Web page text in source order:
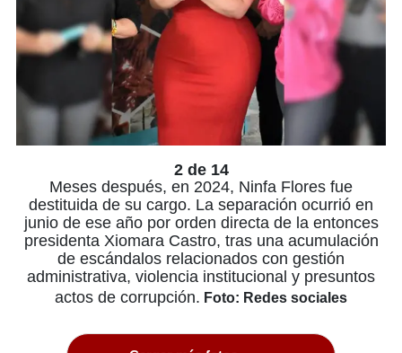
2 de 14
Meses después, en 2024, Ninfa Flores fue
destituida de su cargo. La separación ocurrió en
junio de ese año por orden directa de la entonces
presidenta Xiomara Castro, tras una acumulación
de escándalos relacionados con gestión
administrativa, violencia institucional y presuntos
actos de corrupción. Foto: Redes sociales